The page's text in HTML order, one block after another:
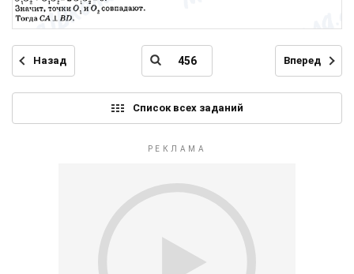
Назад Вперед
Список всех заданий